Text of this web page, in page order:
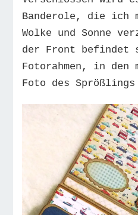
Banderole, die ich
Wolke und Sonne
der Front befindet
Fotorahmen, in den
Foto des